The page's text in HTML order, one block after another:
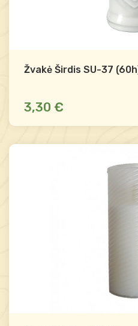
Žvakė Širdis SU-37
3,30 €
+